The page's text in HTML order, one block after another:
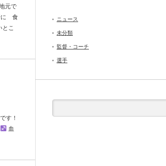
元で
に 食
とこ
す！
血
ニュース
未分類
監督・コーチ
選手